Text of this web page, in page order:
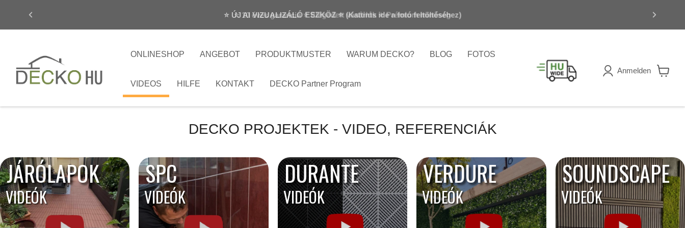
⭐ ÚJ AI VIZUALIZÁLÓ ESZKÖZ ⭐ (Kattints ide a fotó feltöltéséhez)
⭐ 10 éves garancia ⭐ Elégedett vásárlók ⭐ Prémium minőség
ONLINESHOP ANGEBOT PRODUKTMUSTER WARUM DECKO? BLOG FOTOS
VIDEOS HILFE KONTAKT DECKO Partner Program
Anmelden
DECKO PROJEKTEK - VIDEO, REFERENCIÁK
JÁRÓLAPOK
VIDEÓK
SPC
VIDEÓK
DURANTE
VIDEÓK
VERDURE
VIDEÓK
SOUNDSCAPE
VIDEÓK